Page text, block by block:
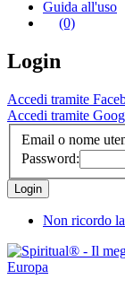
Guida all'uso
(0)
Login
Accedi tramite
Accedi tramite
Email o nome
Password:
Non ricordo